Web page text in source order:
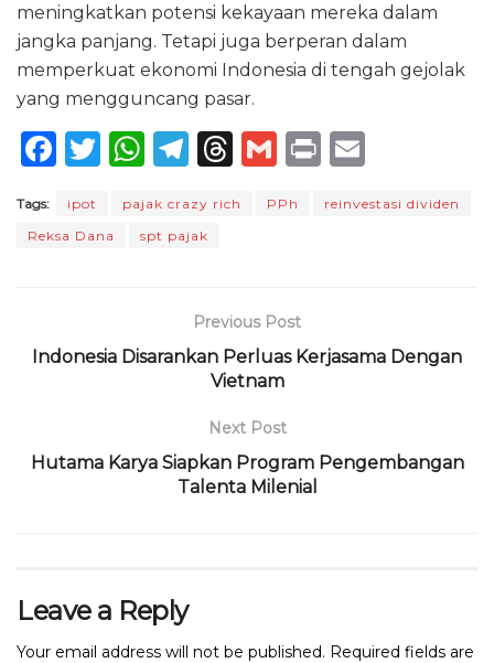
meningkatkan potensi kekayaan mereka dalam
jangka panjang. Tetapi juga berperan dalam
memperkuat ekonomi Indonesia di tengah gejolak
yang mengguncang pasar.
F
c
e
o
T
it
te
W
a
ts
p
T
e
g
m
T
re
s
G
ai
P
n ai
Tags: ipot pajak crazy rich PPh
reinvestasi dividen
Reksa Dana
spt pajak
Previous Post
Indonesia Disarankan Perluas Kerjasama Dengan
Vietnam
Next Post
Hutama Karya Siapkan Program Pengembangan
Talenta Milenial
Leave a Reply
Your email address will not be published. Required fields are